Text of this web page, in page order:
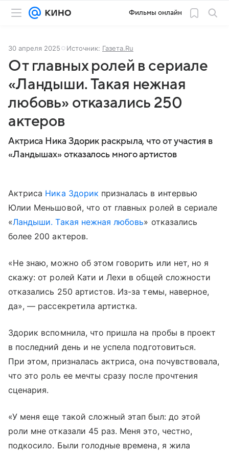
Фильмы онлайн
30 апреля 2025 Источник: Газета.Ru
От главных ролей в сериале
«Ландыши. Такая нежная
любовь» отказались 250
актеров
Актриса Ника Здорик раскрыла, что от участия в
«Ландышах» отказалось много артистов
Актриса Ника Здорик призналась в интервью
Юлии Меньшовой, что от главных ролей в сериале
«Ландыши. Такая нежная любовь» отказались
более 200 актеров.
«Не знаю, можно об этом говорить или нет, но я
скажу: от ролей Кати и Лехи в общей сложности
отказались 250 артистов. Из-за темы, наверное,
да», — рассекретила артистка.
Здорик вспомнила, что пришла на пробы в проект
в последний день и не успела подготовиться.
При этом, призналась актриса, она почувствовала,
что это роль ее мечты сразу после прочтения
сценария.
«У меня еще такой сложный этап был: до этой
роли мне отказали 45 раз. Меня это, честно,
подкосило. Были голодные времена, я жила